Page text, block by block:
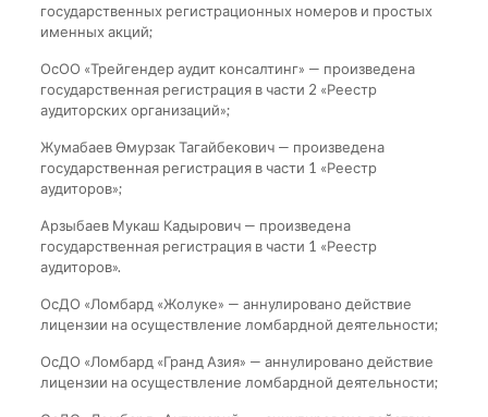
государственных регистрационных номеров и простых
именных акций;
ОсОО «Трейгендер аудит консалтинг» — произведена
государственная регистрация в части 2 «Реестр
аудиторских организаций»;
Жумабаев Өмурзак Тагайбекович — произведена
государственная регистрация в части 1 «Реестр
аудиторов»;
Арзыбаев Мукаш Кадырович — произведена
государственная регистрация в части 1 «Реестр
аудиторов».
ОсДО «Ломбард «Жолуке» — аннулировано действие
лицензии на осуществление ломбардной деятельности;
ОсДО «Ломбард «Гранд Азия» — аннулировано действие
лицензии на осуществление ломбардной деятельности;